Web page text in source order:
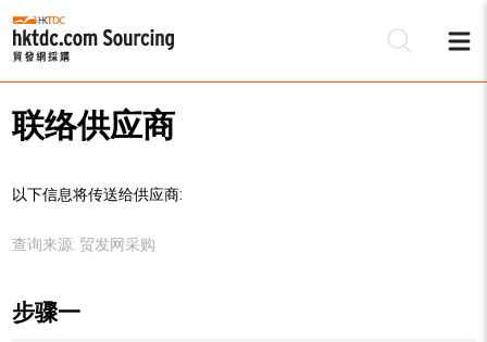
联络供应商
以下信息将传送给供应商:
查询来源: 贸发网采购
步骤一